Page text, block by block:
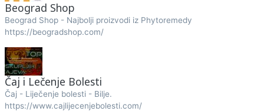
Beograd Shop
Beograd Shop - Najbolji proizvodi iz Phytoremedy
https://beogradshop.com/
Čaj i Lečenje Bolesti
Čaj - Liječenje bolesti - Bilje.
https://www.cajlijecenjebolesti.com/